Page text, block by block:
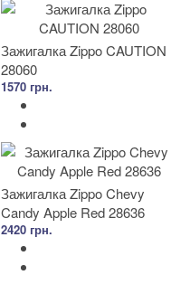
Зажигалка Zippo CAUTION
28060
1570 грн.
Зажигалка Zippo Chevy
Candy Apple Red 28636
2420 грн.